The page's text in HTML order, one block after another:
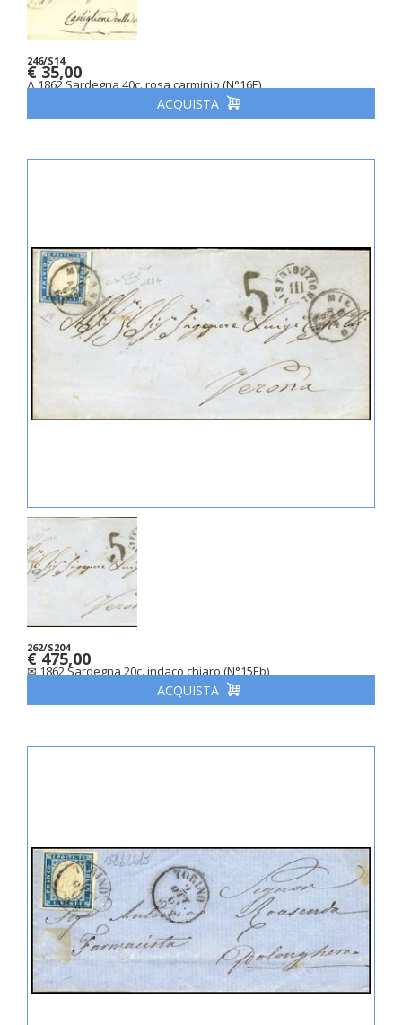
246/S14
Δ 1862 Sardegna 40c. rosa carminio (N°16E)
€ 35,00
ACQUISTA
262/S204
✉ 1862 Sardegna 20c. indaco chiaro (N°15Eb)
€ 475,00
ACQUISTA